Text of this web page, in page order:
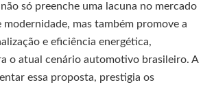
só preenche uma lacuna no mercado
mas também promove a
e eficiência energética,
o atual cenário automotivo brasileiro. A
essa proposta, prestigia os